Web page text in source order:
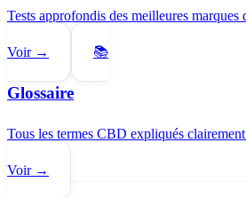
Tests approfondis des meilleures
Voir → 📚
Glossaire
Tous les termes CBD expliqués
Voir →